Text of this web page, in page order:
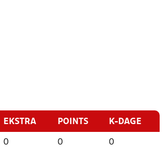
EKSTRA POINTS K-DAGE
0 0 0